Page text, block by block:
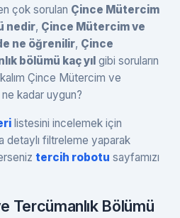
çok sorulan Çince Mütercim
nedir, Çince Mütercim ve
ne öğrenilir, Çince
bölümü kaç yıl gibi soruların
Çince Mütercim ve
kadar uygun?
listesini incelemek için
detaylı filtreleme yaparak
tercih robotu sayfamızı
Tercümanlık Bölümü